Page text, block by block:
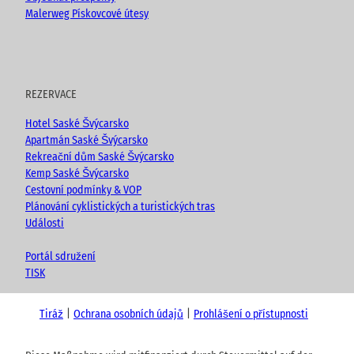
Malerweg Pískovcové útesy
REZERVACE
Hotel Saské Švýcarsko
Apartmán Saské Švýcarsko
Rekreační dům Saské Švýcarsko
Kemp Saské Švýcarsko
Cestovní podmínky & VOP
Plánování cyklistických a turistických tras
Události
Portál sdružení
TISK
Tiráž Ochrana osobních údajů Prohlášení o přístupnosti